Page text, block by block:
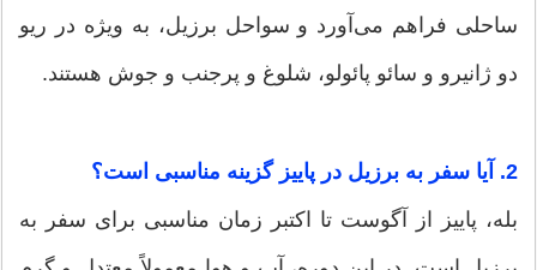
ساحلی فراهم می‌آورد و سواحل برزیل، به ویژه در ریو
دو ژانیرو و سائو پائولو، شلوغ و پرجنب و جوش هستند.
2. آیا سفر به برزیل در پاییز گزینه مناسبی است؟
بله، پاییز از آگوست تا اکتبر زمان مناسبی برای سفر به